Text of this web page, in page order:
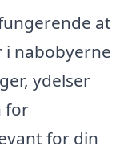
at
nabobyerne
ydelser
for
for din